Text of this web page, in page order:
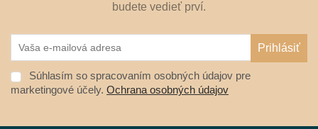
budete vedieť prví.
Súhlasím so spracovaním osobných údajov pre
marketingové účely. Ochrana osobných údajov